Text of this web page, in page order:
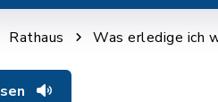
Rathaus Was erledige ich